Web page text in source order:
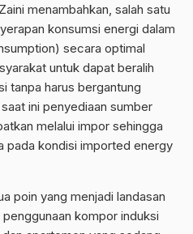
menambahkan, salah satu
konsumsi energi dalam
secara optimal
untuk dapat beralih
tanpa harus bergantung
ini penyediaan sumber
melalui impor sehingga
pada kondisi imported energy
poin yang menjadi landasan
kompor induksi